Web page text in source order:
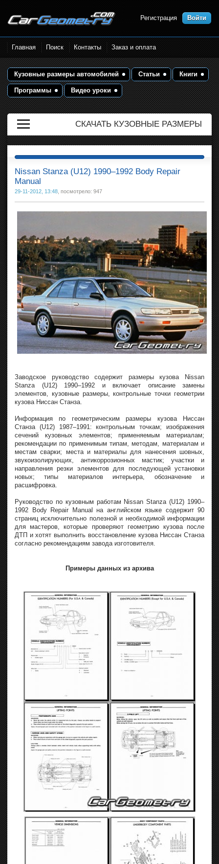
Размеры кузова автомобилей.
Контрольные точки и кузовные
размеры. Геометрия кузова
Регистрация Войти
Главная Поиск Контакты Заказ и оплата
Кузовные размеры автомобилей Статьи Книги
Программы Видео уроки
СКАЧАТЬ КУЗОВНЫЕ РАЗМЕРЫ
Nissan Stanza (U12) 1990–1992 Body Repair
Manual
29-11-2012, 13:48 , посмотрело: 947
Заводское руководство содержит размеры кузова Nissan
Stanza (U12) 1990–1992 и включает описание замены
элементов, кузовные размеры, контрольные точки геометрии
кузова Ниссан Станза.
Информация по геометрическим размеры кузова Ниссан
Станза (U12) 1987–1991: контрольным точкам; изображения
сечений кузовных элементов; применяемым материалам;
рекомендации по применимым типам, методам, материалам и
местам сварки; места и материалы для нанесения шовных,
звукоизолирующих, антикоррозионных мастик; участки и
направления резки элементов для последующей установки
новых; типы материалов интерьера, обозначение и
расшифровка.
Руководство по кузовным работам Nissan Stanza (U12) 1990–
1992 Body Repair Manual на английском языке содержит 90
страниц исключительно полезной и необходимой информации
для мастеров, которые проверяют геометрию кузова после
ДТП и хотят выполнить восстановление кузова Ниссан Станза
согласно рекомендациям завода изготовителя.
Примеры данных из архива